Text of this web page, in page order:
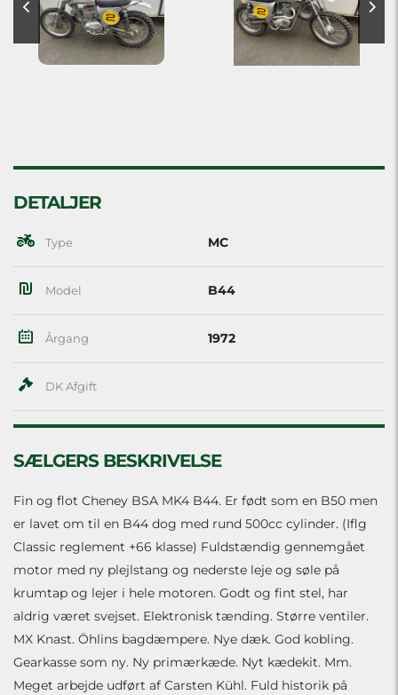
DETALJER
Type MC
Model B44
Årgang 1972
DK Afgift
SÆLGERS BESKRIVELSE
Fin og flot Cheney BSA MK4 B44. Er født som en B50 men
er lavet om til en B44 dog med rund 500cc cylinder. (Iflg
Classic reglement +66 klasse) Fuldstændig gennemgået
motor med ny plejlstang og nederste leje og søle på
krumtap og lejer i hele motoren. Godt og fint stel, har
aldrig været svejset. Elektronisk tænding. Større ventiler.
MX Knast. Öhlins bagdæmpere. Nye dæk. God kobling.
Gearkasse som ny. Ny primærkæde. Nyt kædekit. Mm.
Meget arbejde udført af Carsten Kühl. Fuld historik på